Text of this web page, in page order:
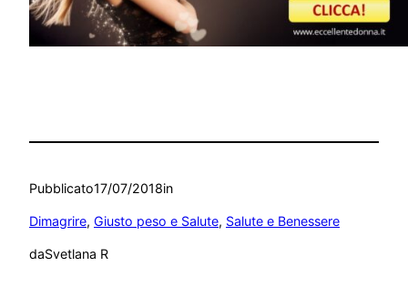
Pubblicato17/07/2018in
Dimagrire, Giusto peso e Salute, Salute e Benessere
daSvetlana R